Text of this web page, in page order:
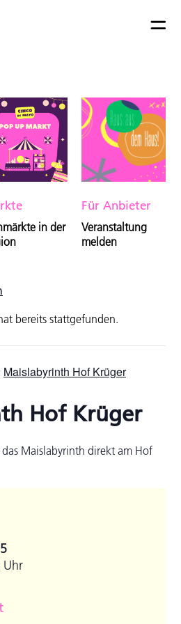
in der
Für Anbieter
Veranstaltung
melden
bereits stattgefunden.
Maislabyrinth Hof Krüger
Hof Krüger
Maislabyrinth direkt am Hof
Uhr